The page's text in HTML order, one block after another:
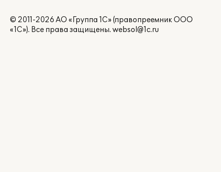
© 2011-2026 АО «Группа 1С» (правопреемник ООО
«1С»). Все права защищены. websol@1c.ru